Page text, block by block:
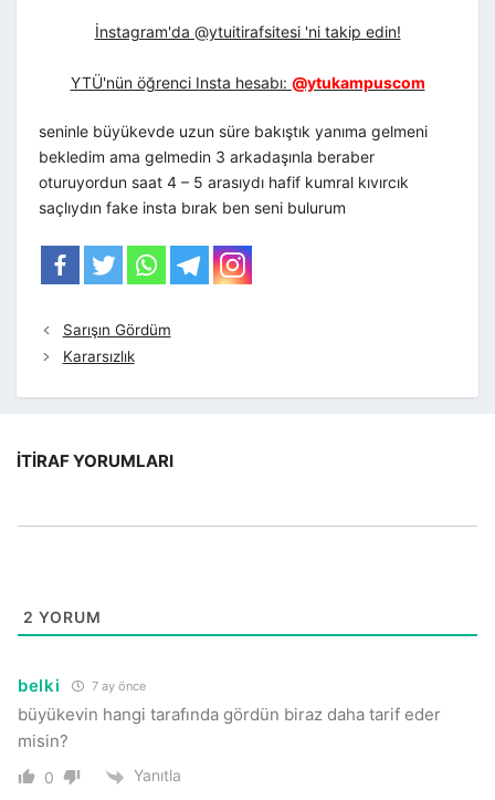
İnstagram'da @ytuitirafsitesi 'ni takip edin!
YTÜ'nün öğrenci Insta hesabı: @ytukampuscom
seninle büyükevde uzun süre bakıştık yanıma gelmeni
bekledim ama gelmedin 3 arkadaşınla beraber
oturuyordun saat 4 – 5 arasıydı hafif kumral kıvırcık
saçlıydın fake insta bırak ben seni bulurum
Sarışın Gördüm
Kararsızlık
İTIRAF YORUMLARI
2 YORUM
belki 7 ay önce
büyükevin hangi tarafında gördün biraz daha tarif eder
misin?
0 Yanıtla